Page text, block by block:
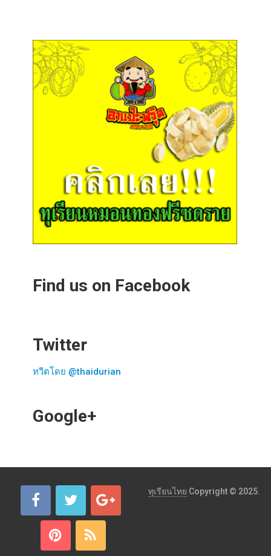
Find us on Facebook
Twitter
ทวีตโดย @thaidurian
Google+
ทุเรียนไทย Copyright © 2025.